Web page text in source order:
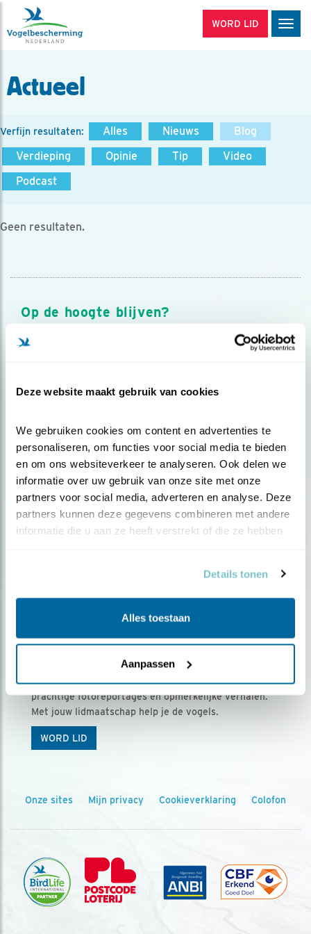
Deze website maakt gebruik van cookies
We gebruiken cookies om content en advertenties te
personaliseren, om functies voor social media te bieden
en om ons websiteverkeer te analyseren. Ook delen we
informatie over uw gebruik van onze site met onze
partners voor social media, adverteren en analyse. Deze
partners kunnen deze gegevens combineren met andere
informatie die u aan ze heeft verstrekt of die ze hebben
Details tonen
Alles toestaan
Aanpassen
WORD LID
Actueel
Verfijn resultaten: Alles Nieuws
Blog
Verdieping
Opinie Tip
Video
Podcast
Geen resultaten.
Op de hoogte blijven?
Meld je aan en ontvang nieuws, inspiratie, acties en tips
over vogels en activiteiten van Vogelbescherming.
Ontvang 5 x Vogels voor € 36,00 per jaar
Vogels is het tijdschrift voor onze leden, met
prachtige fotoreportages en opmerkelijke verhalen.
Met jouw lidmaatschap help je de vogels.
WORD LID
Onze sites Mijn privacy Cookieverklaring Colofon